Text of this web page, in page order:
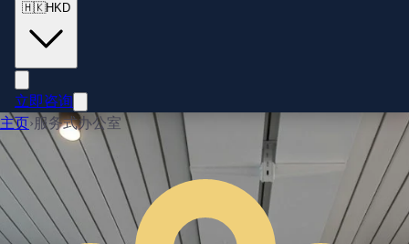
🇭🇰HKD
立即咨询
主页› 服务式办公室